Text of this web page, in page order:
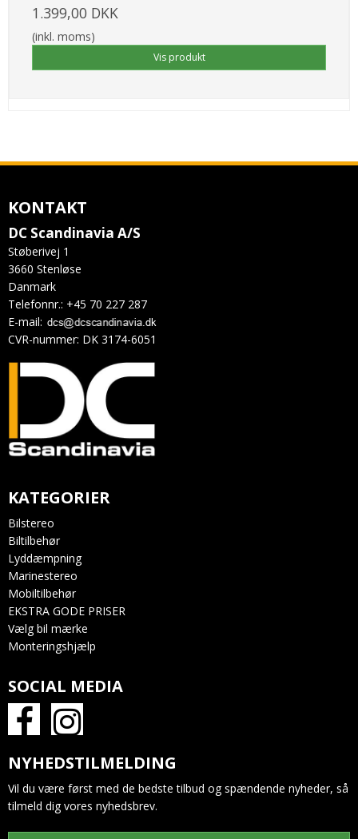
1.399,00 DKK
(inkl. moms)
Vis produkt
KONTAKT
DC Scandinavia A/S
Støberivej 1
3660 Stenløse
Danmark
Telefonnr.: +45 70 227 287
E-mail:
CVR-nummer: DK 3174-6051
KATEGORIER
Bilstereo
Biltilbehør
Lyddæmpning
Marinestereo
Mobiltilbehør
EKSTRA GODE PRISER
Vælg bil mærke
Monteringshjælp
SOCIAL MEDIA
NYHEDSTILMELDING
Vil du være først med de bedste tilbud og spændende nyheder, så
tilmeld dig vores nyhedsbrev.